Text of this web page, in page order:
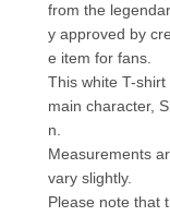
from the
y approved by
e item for fans.
This white T-
main character,
n.
Measurements
vary slightly.
Please note that